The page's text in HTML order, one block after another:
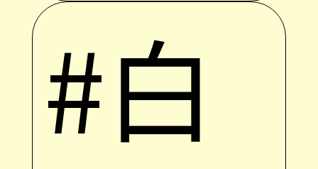
#白